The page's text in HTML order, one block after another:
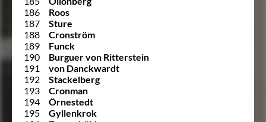
186
Roos
187
Sture
188
Cronström
189
Funck
190
Burguer von Ritterstein
191
von Danckwardt
192
Stackelberg
193
Cronman
194
Örnestedt
195
Gyllenkrok